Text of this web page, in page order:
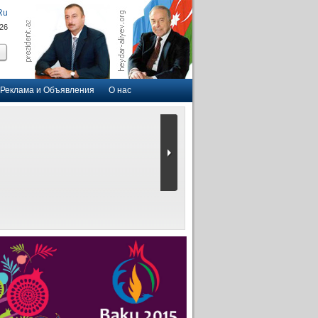
Реклама и Объявления О нас